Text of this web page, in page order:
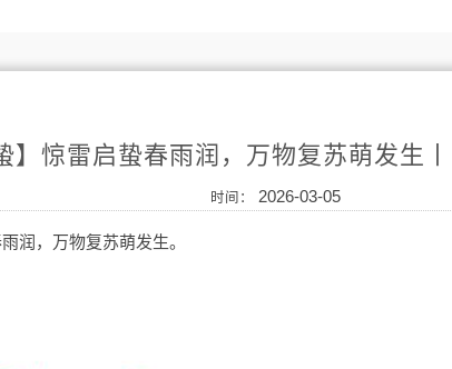
】惊雷启蛰春雨润，万物复苏萌发生
时间： 2026-03-05
润，万物复苏萌发生。